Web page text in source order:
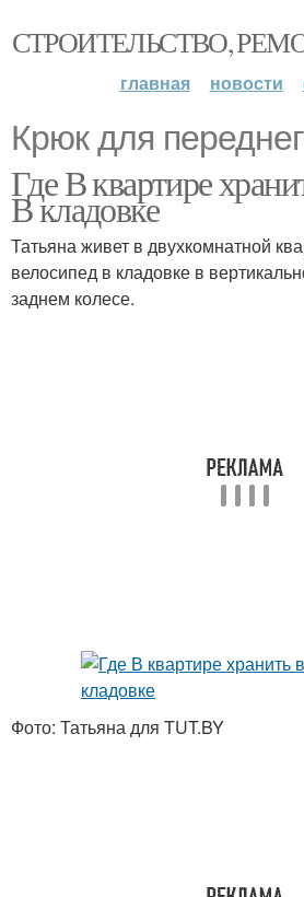
СТРОИТЕЛЬСТВО,
главная новости
Крюк для
Где В квартире
В кладовке
Татьяна живет в двухкомнатной
велосипед в кладовке в
заднем колесе.
Фото: Татьяна для TUT.BY